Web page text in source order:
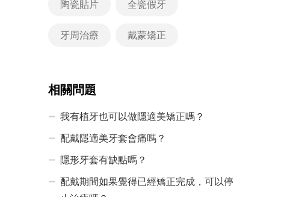
陶瓷貼片 全瓷假牙
牙周治療 戴蒙矯正
相關問題
我有植牙也可以做隱適美矯正嗎？
配戴隱適美牙套會痛嗎？
隱形牙套有缺點嗎？
配戴期間如果覺得已經矯正完成，可以停